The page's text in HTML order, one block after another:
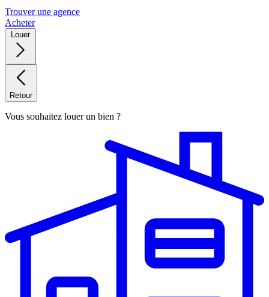
Trouver une agence
Acheter
Louer
Retour
Vous souhaitez louer un bien ?